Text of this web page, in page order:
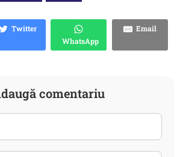
Twitter
WhatsApp
Email
comentariu